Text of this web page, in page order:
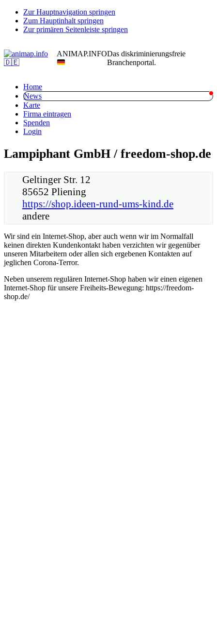
Zur Hauptnavigation springen
Zum Hauptinhalt springen
Zur primären Seitenleiste springen
ANIMAP.INFODas diskriminierungsfreie
Branchenportal.
Home
News
Karte
Firma eintragen
Spenden
Login
Lampiphant GmbH / freedom-shop.de
Geltinger Str. 12
85652 Pliening
https://shop.ideen-rund-ums-kind.de
andere
Wir sind ein Internet-Shop, aber auch wenn wir im Normalfall
keinen direkten Kundenkontakt haben verzichten wir gegenüber
unseren Mitarbeitern oder allen sich ergebenen Kontakten auf
jeglichen Corona-Terror.
Neben unserem regulären Internet-Shop haben wir einen eigenen
Internet-Shop für unsere Freiheits-Bewegung: https://freedom-
shop.de/